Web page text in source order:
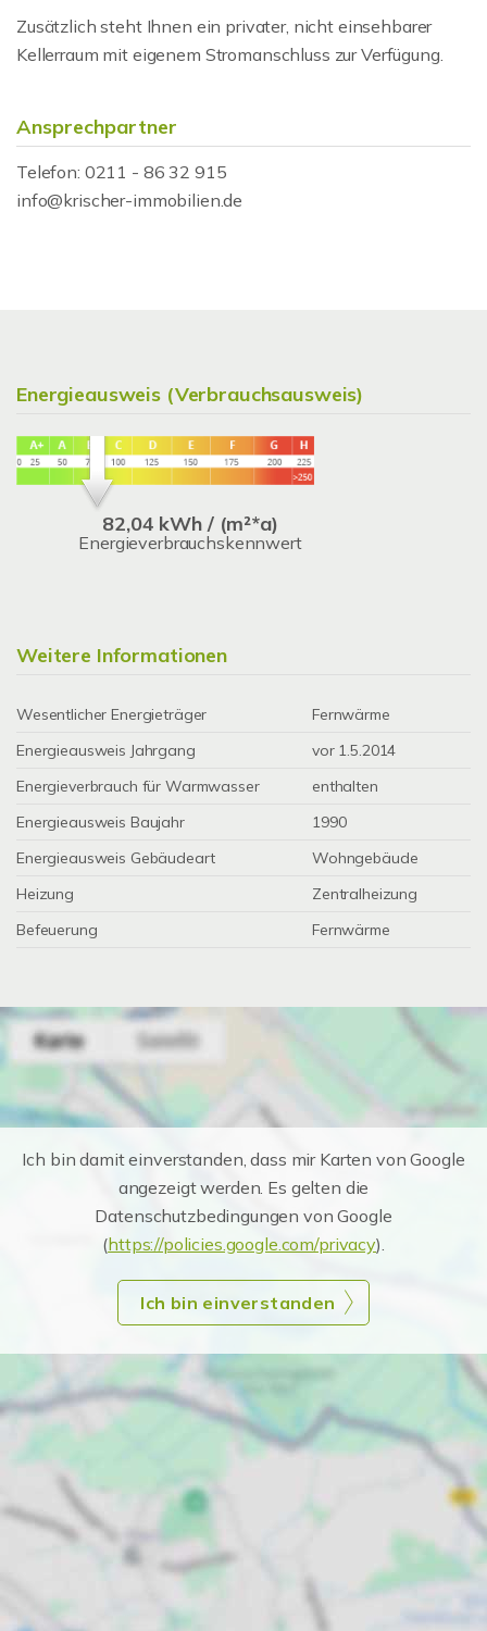
Zusätzlich steht Ihnen ein privater, nicht einsehbarer
Kellerraum mit eigenem Stromanschluss zur Verfügung.
Ansprechpartner
Telefon: 0211 - 86 32 915
info@krischer-immobilien.de
Energieausweis (Verbrauchsausweis)
82,04 kWh / (m²*a)
Energieverbrauchskennwert
Weitere Informationen
Wesentlicher Energieträger
Fernwärme
Energieausweis Jahrgang
vor 1.5.2014
Energieverbrauch für Warmwasser
enthalten
Energieausweis Baujahr
1990
Energieausweis Gebäudeart
Wohngebäude
Heizung
Zentralheizung
Befeuerung
Fernwärme
Ich bin damit einverstanden, dass mir Karten von Google
angezeigt werden. Es gelten die
Datenschutzbedingungen von Google
(https://policies.google.com/privacy).
Ich bin einverstanden